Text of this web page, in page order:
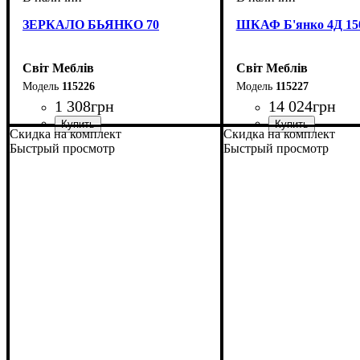
ЗЕРКАЛО БЬЯНКО 70
Світ Меблів
115226
1 308грн
ширина, мм: 700
высота, мм: 900
глубина, мм: 20
ШКАФ Б'янко 4Д
Світ Меблів
115227
14 024грн
ширина, мм: 1500
высота, мм: 2200
глубина, мм: 570
Скидка на комплект
Быстрый просмотр
Скидка на комплект
Быстрый просмотр